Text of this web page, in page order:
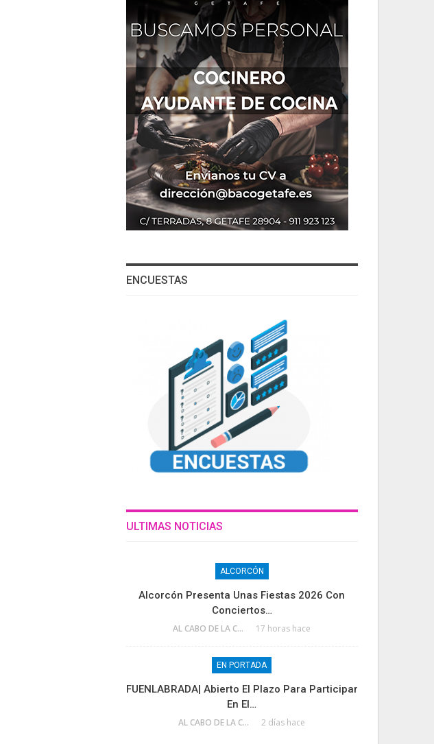
ENCUESTAS
ULTIMAS NOTICIAS
ALCORCÓN
Alcorcón Presenta Unas Fiestas 2026 Con
Conciertos…
AL CABO DE LA CALLE 17 horas hace
EN PORTADA
FUENLABRADA| Abierto El Plazo Para Participar
En El…
AL CABO DE LA CALLE 2 días hace